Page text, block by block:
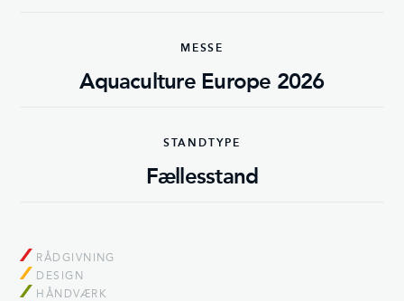
MESSE
Aquaculture Europe 2026
STANDTYPE
Fællesstand
RÅDGIVNING
DESIGN
HÅNDVÆRK